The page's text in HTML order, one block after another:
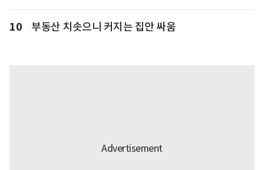
10 부동산 치솟으니 커지는 집안 싸움